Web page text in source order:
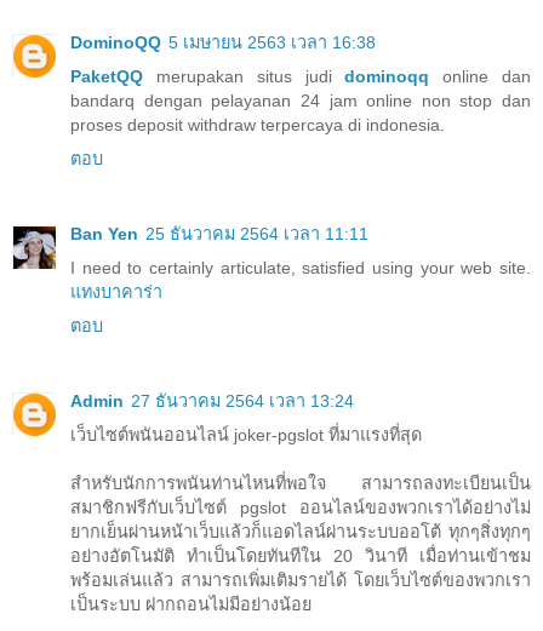
DominoQQ 5 เมษายน 2563 เวลา 16:38
PaketQQ merupakan situs judidominoqq online dan
bandarq dengan pelayanan 24 jam online non stop dan
proses deposit withdraw terpercaya di indonesia.
ตอบ
Ban Yen 25 ธันวาคม 2564 เวลา 11:11
I need to certainly articulate, satisfied using your web site.
แทงบาคาร่า
ตอบ
Admin 27 ธันวาคม 2564 เวลา 13:24
เว็บไซต์พนันออนไลน์ joker-pgslot ที่มาแรงที่สุด
สำหรับนักการพนันท่านไหนที่พอใจ สามารถลงทะเบียนเป็น
สมาชิกฟรีกับเว็บไซต์ pgslot ออนไลน์ของพวกเราได้อย่างไม่
ยากเย็นผ่านหน้าเว็บแล้วก็แอดไลน์ผ่านระบบออโต้ ทุกๆสิ่งทุกๆ
อย่างอัตโนมัติ ทำเป็นโดยทันทีใน 20 วินาที เมื่อท่านเข้าชม
พร้อมเล่นแล้ว สามารถเพิ่มเติมรายได้ โดยเว็บไซต์ของพวกเรา
เป็นระบบ ฝากถอนไม่มีอย่างน้อย